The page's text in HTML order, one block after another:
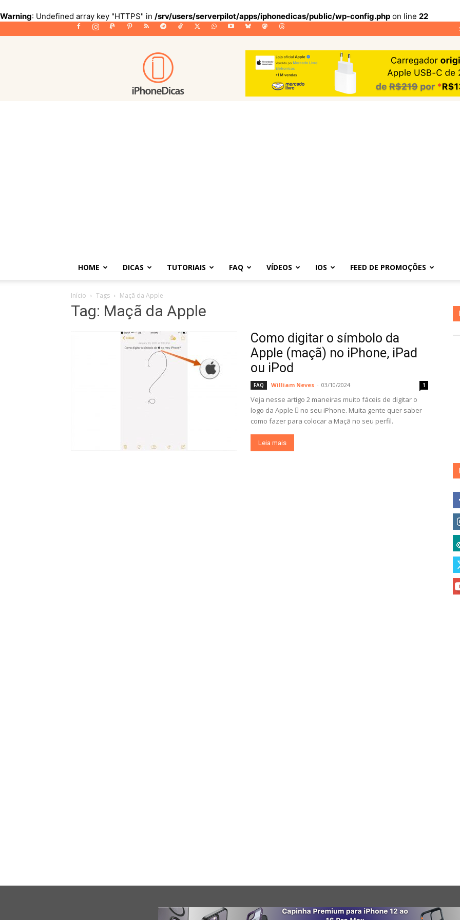
Warning: Undefined array key "HTTPS" in /srv/users/serverpilot/apps/iphonedicas/public/wp-config.php on line 22
iPhoneDicas
HOME DICAS TUTORIAIS FAQ VÍDEOS IOS FEED DE PROMOÇÕES
Início Tags Maçã da Apple
Tag: Maçã da Apple
Como digitar o símbolo da
Apple (maçã) no iPhone, iPad
ou iPod
FAQ William Neves - 03/10/2024 1
Veja nesse artigo 2 maneiras muito fáceis de digitar o
logo da Apple  no seu iPhone. Muita gente quer saber
como fazer para colocar a Maçã no seu perfil.
Leia mais